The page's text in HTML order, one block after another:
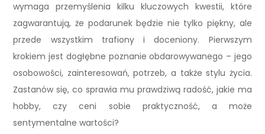
wymaga przemyślenia kilku kluczowych kwestii, które
zagwarantują, że podarunek będzie nie tylko piękny, ale
przede wszystkim trafiony i doceniony. Pierwszym
krokiem jest dogłębne poznanie obdarowywanego – jego
osobowości, zainteresowań, potrzeb, a także stylu życia.
Zastanów się, co sprawia mu prawdziwą radość, jakie ma
hobby, czy ceni sobie praktyczność, a może
sentymentalne wartości?